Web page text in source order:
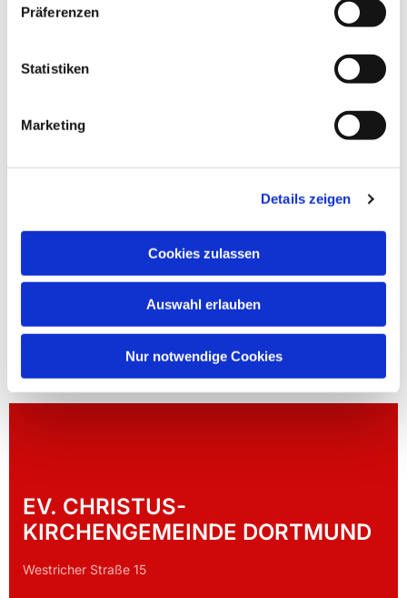
Präferenzen
Statistiken
Marketing
Details zeigen
Cookies zulassen
Auswahl erlauben
Nur notwendige Cookies
EV. CHRISTUS-
KIRCHENGEMEINDE DORTMUND
Westricher Straße 15